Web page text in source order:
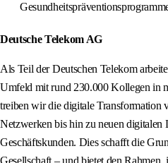
Deutsche Telekom AG
Als Teil der Deutschen Telekom
Umfeld mit rund 230.000 Kollegen in
treiben wir die digitale Transformation
Netzwerken bis hin zu neuen digitalen
Geschäftskunden. Dies schafft die